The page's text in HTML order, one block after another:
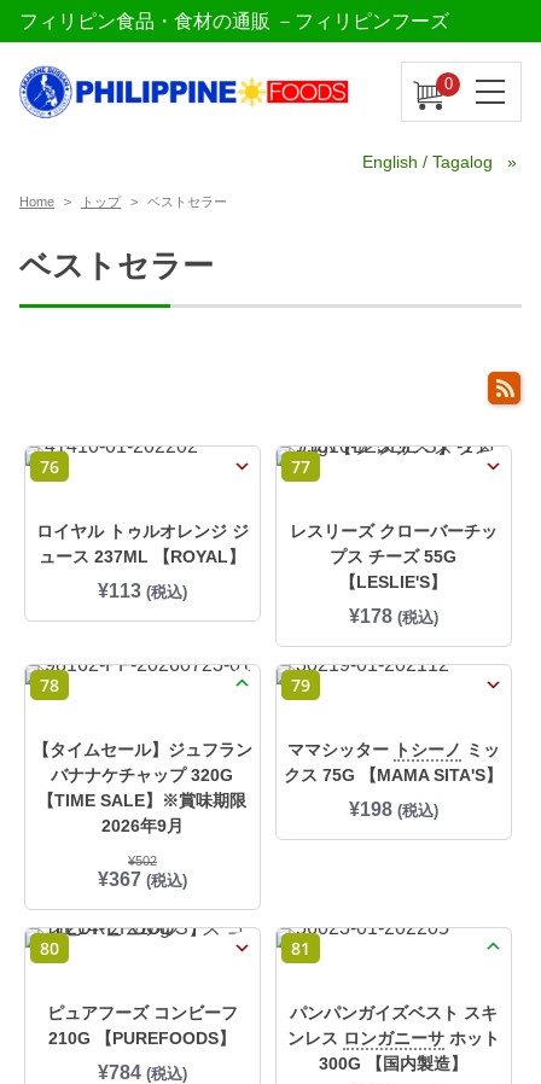
フィリピン食品・食材の通販 －フィリピンフーズ
0
English / Tagalog
Home トップ ベストセラー
ベストセラー
76
ロイヤル トゥルオレンジ ジ
ュース 237ML 【ROYAL】
¥113 (税込)
77
レスリーズ クローバーチッ
プス チーズ 55G
【LESLIE'S】
¥178 (税込)
78
【タイムセール】ジュフラン
バナナケチャップ 320G
【TIME SALE】※賞味期限
2026年9月
¥502
元
価
格
0
2
で
し
¥367現
の
価
3
6
で
(税込)
79
ママシッター トシーノ ミッ
クス 75G 【MAMA SITA'S】
¥198 (税込)
80
ピュアフーズ コンビーフ
210G 【PUREFOODS】
¥784 (税込)
81
パンパンガイズベスト スキ
ンレス ロンガニーサホット
300G 【国内製造】